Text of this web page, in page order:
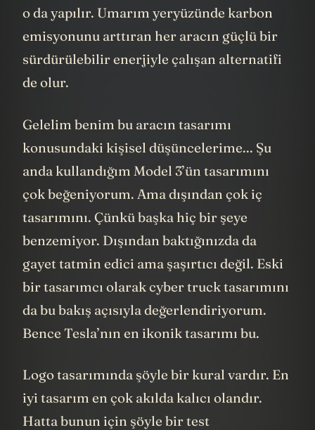
sıra arkadaşı olduğunu öğrendim. Umarım
o da yapılır. Umarım yeryüzünde karbon
emisyonunu arttıran her aracın güçlü bir
sürdürülebilir enerjiyle çalışan alternatifi
Gelelim benim bu aracın tasarımı
konusundaki kişisel düşüncelerime... Şu
anda kullandığım Model 3’ün tasarımını
çok beğeniyorum. Ama dışından çok iç
tasarımını. Çünkü başka hiç bir şeye
benzemiyor. Dışından baktığınızda da
gayet tatmin edici ama şaşırtıcı değil. Eski
bir tasarımcı olarak cyber truck tasarımını
da bu bakış açısıyla değerlendiriyorum.
Logo tasarımında şöyle bir kural vardır. En
iyi tasarım en çok akılda kalıcı olandır.